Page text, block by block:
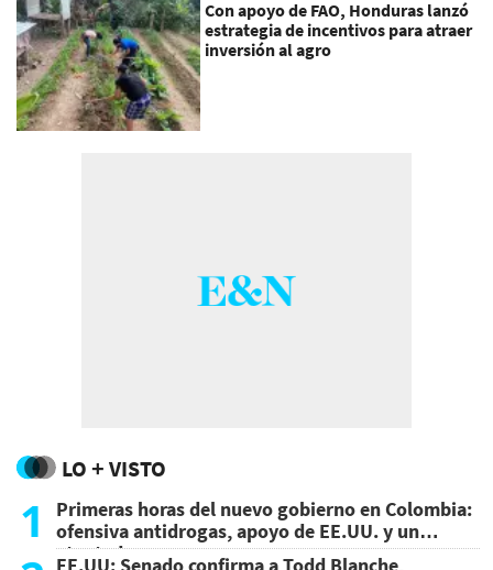
Con apoyo de FAO, Honduras lanzó
estrategia de incentivos para atraer
inversión al agro
LO + VISTO
1
Primeras horas del nuevo gobierno en Colombia:
ofensiva antidrogas, apoyo de EE.UU. y un
atentado
EE.UU: Senado confirma a Todd Blanche,